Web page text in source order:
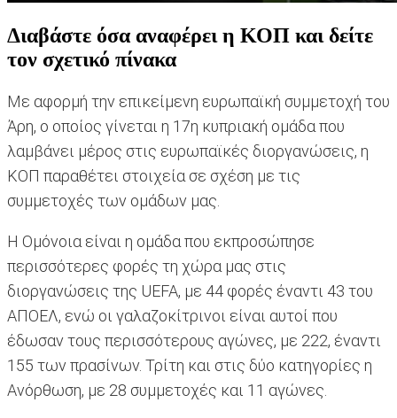
Διαβάστε όσα αναφέρει η ΚΟΠ και δείτε
τον σχετικό πίνακα
Με αφορμή την επικείμενη ευρωπαϊκή συμμετοχή του
Άρη, ο οποίος γίνεται η 17η κυπριακή ομάδα που
λαμβάνει μέρος στις ευρωπαϊκές διοργανώσεις, η
ΚΟΠ παραθέτει στοιχεία σε σχέση με τις
συμμετοχές των ομάδων μας.
Η Ομόνοια είναι η ομάδα που εκπροσώπησε
περισσότερες φορές τη χώρα μας στις
διοργανώσεις της UEFA, με 44 φορές έναντι 43 του
ΑΠΟΕΛ, ενώ οι γαλαζοκίτρινοι είναι αυτοί που
έδωσαν τους περισσότερους αγώνες, με 222, έναντι
155 των πρασίνων. Τρίτη και στις δύο κατηγορίες η
Ανόρθωση, με 28 συμμετοχές και 11 αγώνες.